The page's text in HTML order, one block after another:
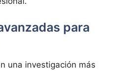
para
una investigación más